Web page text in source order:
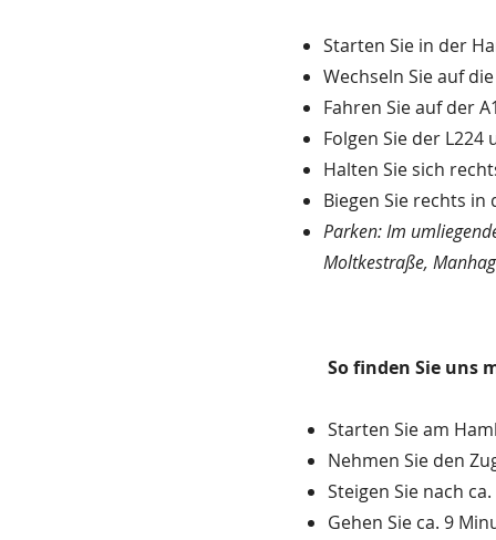
Starten Sie in der
Wechseln Sie auf
Fahren Sie auf der
Folgen Sie der
Halten Sie sich
Biegen Sie rechts in
Parken: Im
Moltkestraße,
So finden Sie uns
Starten Sie am
Nehmen Sie den
Steigen Sie nach
Gehen Sie ca. 9